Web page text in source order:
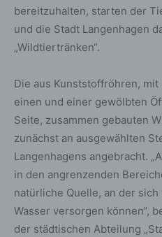
bereitzuhalten, starten der
und die Stadt Langenhagen
„Wildtiertränken“.
Die aus Kunststoffröhren,
einen und einer gewölbten
Seite, zusammen gebauten
zunächst an ausgewählten
Langenhagens angebracht.
in den angrenzenden
natürliche Quelle, an der
Wasser versorgen können“,
der städtischen Abteilung